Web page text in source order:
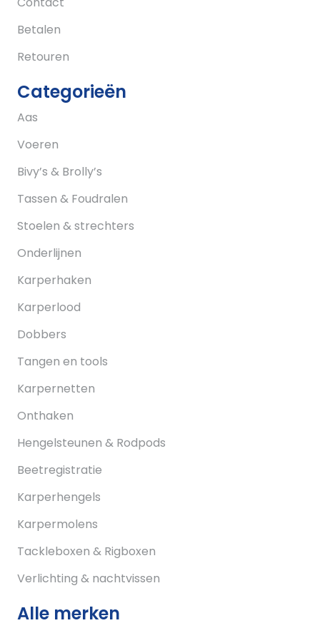
Betalen
Retouren
Categorieën
Aas
Voeren
Bivy’s & Brolly’s
Tassen & Foudralen
Stoelen & strechters
Onderlijnen
Karperhaken
Karperlood
Dobbers
Tangen en tools
Karpernetten
Onthaken
Hengelsteunen & Rodpods
Beetregistratie
Karperhengels
Karpermolens
Tackleboxen & Rigboxen
Verlichting & nachtvissen
Alle merken